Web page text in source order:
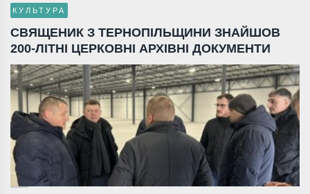
КУЛЬТУРА
СВЯЩЕНИК З ТЕРНОПІЛЬЩИНИ ЗНАЙШОВ
200-ЛІТНІ ЦЕРКОВНІ АРХІВНІ ДОКУМЕНТИ